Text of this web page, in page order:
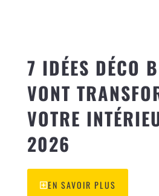
7 IDÉES DÉCO
VONT
VOTRE
2026
EN SAVOIR PLUS